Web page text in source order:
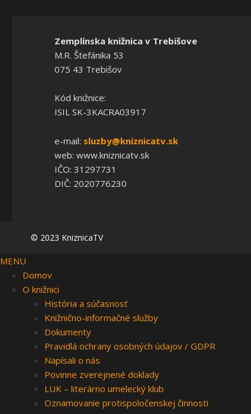
Zemplínska knižnica v Trebišove
M.R. Štefánika 53
075 43 Trebišov
Kód knižnice:
ISIL SK-3KACRA03917
e-mail: sluzby@kniznicatv.sk
web: www.kniznicatv.sk
IČO: 31297731
DIČ: 2020776230
© 2023 KniznicaTV
MENU
Domov
O knižnici
História a súčasnosť
Knižnično-informačné služby
Dokumenty
Pravidlá ochrany osobných údajov / GDPR
Napísali o nás
Povinne zverejnené doklady
LUK – literárno umelecký klub
Oznamovanie protispoločenskej činnosti